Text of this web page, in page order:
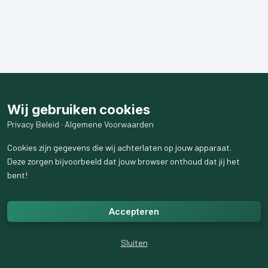
Wij gebruiken cookies
Privacy Beleid · Algemene Voorwaarden
Cookies zijn gegevens die wij achterlaten op jouw apparaat.
Deze zorgen bijvoorbeeld dat jouw browser onthoud dat jij het
bent!
Accepteren
Sluiten